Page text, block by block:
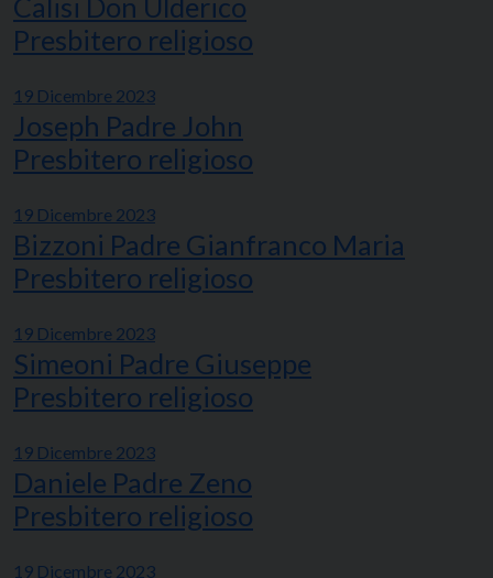
Calisi Don Ulderico
Presbitero religioso
19 Dicembre 2023
Joseph Padre John
Presbitero religioso
19 Dicembre 2023
Bizzoni Padre Gianfranco Maria
Presbitero religioso
19 Dicembre 2023
Simeoni Padre Giuseppe
Presbitero religioso
19 Dicembre 2023
Daniele Padre Zeno
Presbitero religioso
19 Dicembre 2023